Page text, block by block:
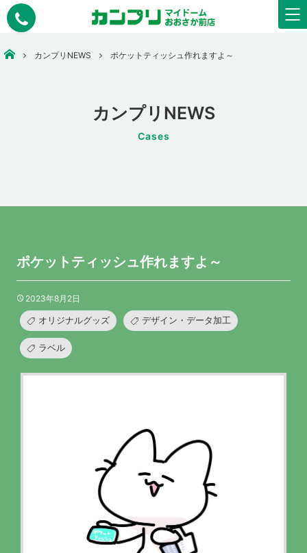
大阪市中央区で安いコピー・印刷なら【カンプリマイドームおおさか】
カンプリNEWS ポケットティッシュ作れますよ～
カンプリNEWS
Cases
ポケットティッシュ作れますよ～
2023年8月2日
オリジナルグッズ デザイン・データ加工
ラベル